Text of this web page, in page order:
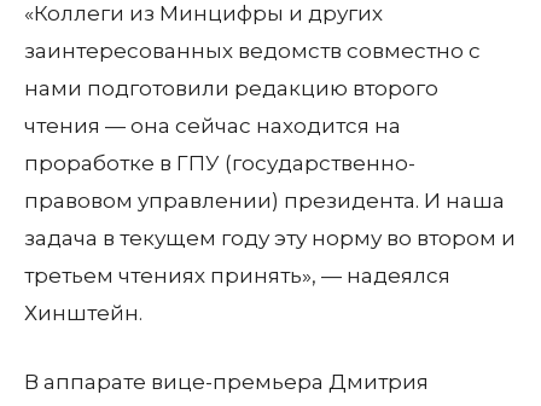
«Коллеги из Минцифры и других
заинтересованных ведомств совместно с
нами подготовили редакцию второго
чтения — она сейчас находится на
проработке в ГПУ (государственно-
правовом управлении) президента. И наша
задача в текущем году эту норму во втором и
третьем чтениях принять», — надеялся
Хинштейн.
В аппарате вице-премьера Дмитрия